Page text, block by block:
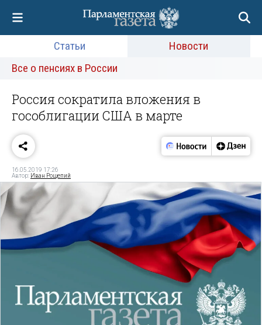
Статьи
Новости
Все о пенсиях в России
Россия сократила вложения в
гособлигации США в марте
16.05.2019 17:26
Автор: Иван Рощепий